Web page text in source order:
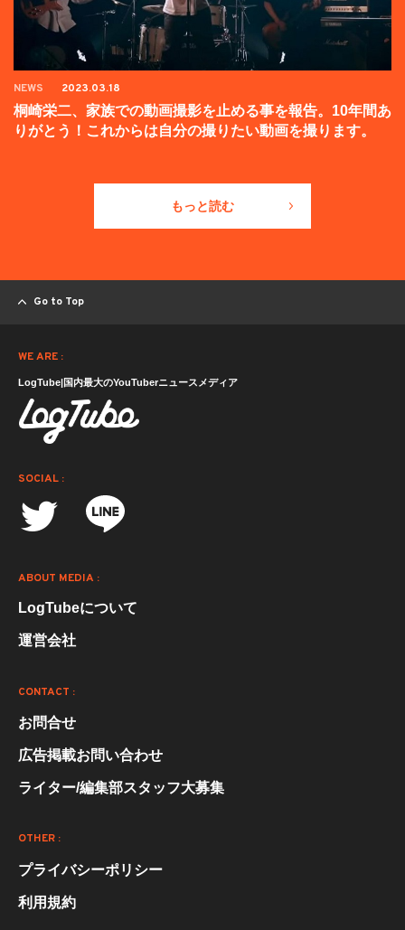
NEWS 2023.03.18
桐崎栄二、家族での動画撮影を止める事を報告。10年間あ
りがとう！これからは自分の撮りたい動画を撮ります。
もっと読む
Go to Top
WE ARE :
LogTube|国内最大のYouTuberニュースメディア
SOCIAL :
ABOUT MEDIA :
LogTubeについて
運営会社
CONTACT :
お問合せ
広告掲載お問い合わせ
ライター/編集部スタッフ大募集
OTHER :
プライバシーポリシー
利用規約